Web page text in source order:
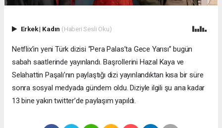
Erkek| Kadın (Haberi Sesli Oku)
Netflix’in yeni Türk dizisi “Pera Palas’ta Gece Yarısı” bugün
sabah saatlerinde yayınlandı. Başrollerini Hazal Kaya ve
Selahattin Paşalı’nın paylaştığı dizi yayınlandıktan kısa bir süre
sonra sosyal medyada gündem oldu. Diziyle ilgili şu ana kadar
13 bine yakın twitter’de paylaşım yapıldı.